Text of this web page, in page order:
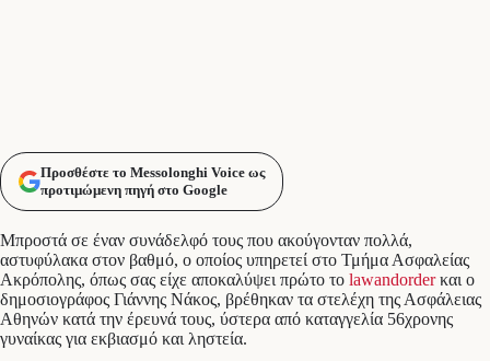
Προσθέστε το Messolonghi Voice ως
προτιμώμενη πηγή στο Google
Μπροστά σε έναν συνάδελφό τους που ακούγονταν πολλά,
αστυφύλακα στον βαθμό, ο οποίος υπηρετεί στο Τμήμα Ασφαλείας
Ακρόπολης, όπως σας είχε αποκαλύψει πρώτο το lawandorderκαι ο
δημοσιογράφος Γιάννης Νάκος, βρέθηκαν τα στελέχη της Ασφάλειας
Αθηνών κατά την έρευνά τους, ύστερα από καταγγελία 56χρονης
γυναίκας για εκβιασμό και ληστεία.